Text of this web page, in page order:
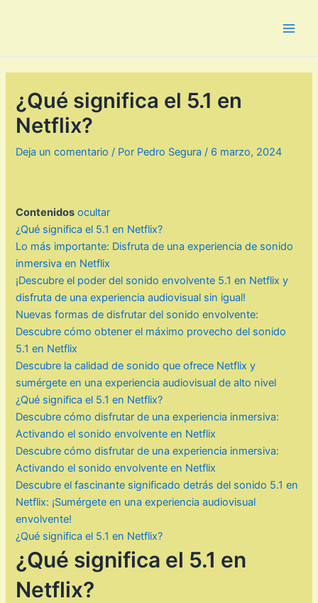
¿Qué significa el 5.1 en
Netflix?
Deja un comentario / Por Pedro Segura/ 6 marzo, 2024
Contenidos ocultar
¿Qué significa el 5.1 en Netflix?
Lo más importante: Disfruta de una experiencia de sonido
inmersiva en Netflix
¡Descubre el poder del sonido envolvente 5.1 en Netflix y
disfruta de una experiencia audiovisual sin igual!
Nuevas formas de disfrutar del sonido envolvente:
Descubre cómo obtener el máximo provecho del sonido
5.1 en Netflix
Descubre la calidad de sonido que ofrece Netflix y
sumérgete en una experiencia audiovisual de alto nivel
¿Qué significa el 5.1 en Netflix?
Descubre cómo disfrutar de una experiencia inmersiva:
Activando el sonido envolvente en Netflix
Descubre cómo disfrutar de una experiencia inmersiva:
Activando el sonido envolvente en Netflix
Descubre el fascinante significado detrás del sonido 5.1 en
Netflix: ¡Sumérgete en una experiencia audiovisual
envolvente!
¿Qué significa el 5.1 en Netflix?
¿Qué significa el 5.1 en
Netflix?